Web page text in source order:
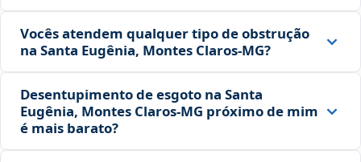
Vocês atendem qualquer tipo de obstrução
na Santa Eugênia, Montes Claros‑MG?
Desentupimento de esgoto na Santa
Eugênia, Montes Claros‑MG próximo de mim
é mais barato?